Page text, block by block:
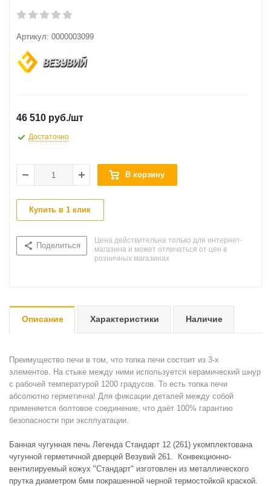
Артикул: 0000003099
46 510 руб./шт
Достаточно
В корзину
Купить в 1 клик
Поделиться
Цена действительна только для интернет-
магазина и может отличаться от цен в
розничных магазинах
Описание Характеристики Наличие
Преимущество печи в том, что топка печи состоит из 3-х
элементов. На стыке между ними используется керамический шнур
с рабочей температурой 1200 градусов. То есть топка печи
абсолютно герметична! Для фиксации деталей между собой
применяется болтовое соединение, что даёт 100% гарантию
безопасности при эксплуатации.
Банная чугунная печь Легенда Стандарт 12 (261) укомплектована
чугунной герметичной дверцей Везувий 261. Конвекционно-
вентилируемый кожух "Стандарт" изготовлен из металлического
прутка диаметром 6мм покрашенной черной термостойкой краской.